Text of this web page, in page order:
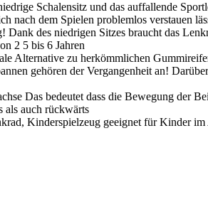
Schalensitz und das auffallende
nach dem Spielen problemlos verstauen
des niedrigen Sitzes braucht das
2 5 bis 6 Jahren
Alternative zu herkömmlichen
gehören der Vergangenheit an!
Das bedeutet dass die Bewegung der
als auch rückwärts
Kinderspielzeug geeignet für Kinder im